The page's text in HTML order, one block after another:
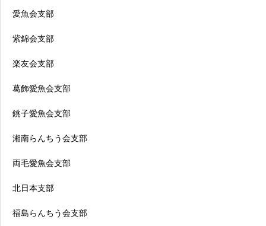
愛魚会支部
紫錦会支部
楽友会支部
葛飾愛魚会支部
銚子愛魚会支部
湘南らんちう会支部
両毛愛魚会支部
北日本支部
福島らんちう会支部